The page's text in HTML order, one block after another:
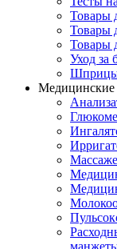
Товары
Товары
Товары
Уход за